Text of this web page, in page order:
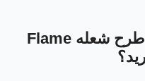
چرا به دستگاه بخور سرد طرح شعله Flame